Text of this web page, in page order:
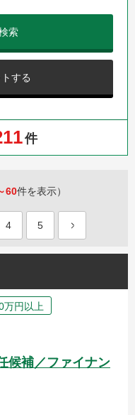
する
索
11件
60件を表示）
4 5
万円以上
候補／ファイナン